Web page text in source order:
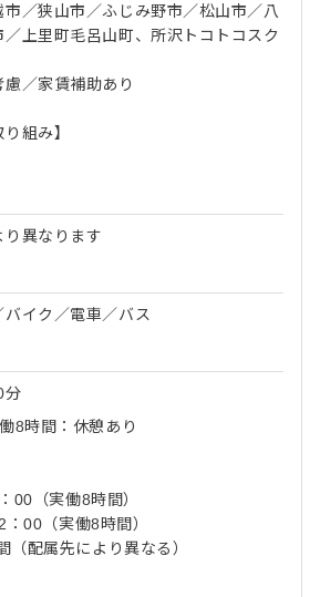
／狭山市／ふじみ野市／松山市／八
上里町毛呂山町、所沢トコトコスク
／家賃補助あり
組み】
異なります
イク／電車／バス
分
8時間：休憩あり
00（実働8時間）
00（実働8時間）
配属先により異なる）